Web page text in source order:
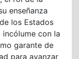
enseñanza
los Estados
con la
garante de
para avanzar